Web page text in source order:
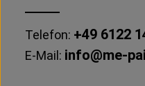
Telefon: +49 6122
E-Mail: info@me-